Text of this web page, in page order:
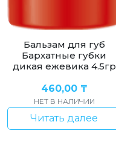
Бальзам для губ
Бархатные губки
дикая ежевика 4.5гр
460,00 ₸
НЕТ В НАЛИЧИИ
Читать далее